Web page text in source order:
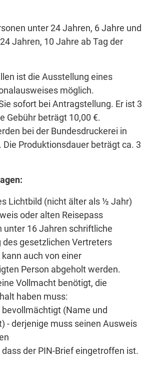
unter 24 Jahren, 6 Jahre und
Jahren, 10 Jahre ab Tag der
ist die Ausstellung eines
möglich.
sofort bei Antragstellung. Er ist 3
Gebühr beträgt 10,00 €.
bei der Bundesdruckerei in
Die Produktionsdauer beträgt ca. 3
Lichtbild (nicht älter als ½ Jahr)
oder alten Reisepass
unter 16 Jahren schriftliche
gesetzlichen Vertreters
auch von einer
Person abgeholt werden.
Vollmacht benötigt, die
haben muss:
(Name und
- derjenige muss seinen Ausweis
der PIN-Brief eingetroffen ist.